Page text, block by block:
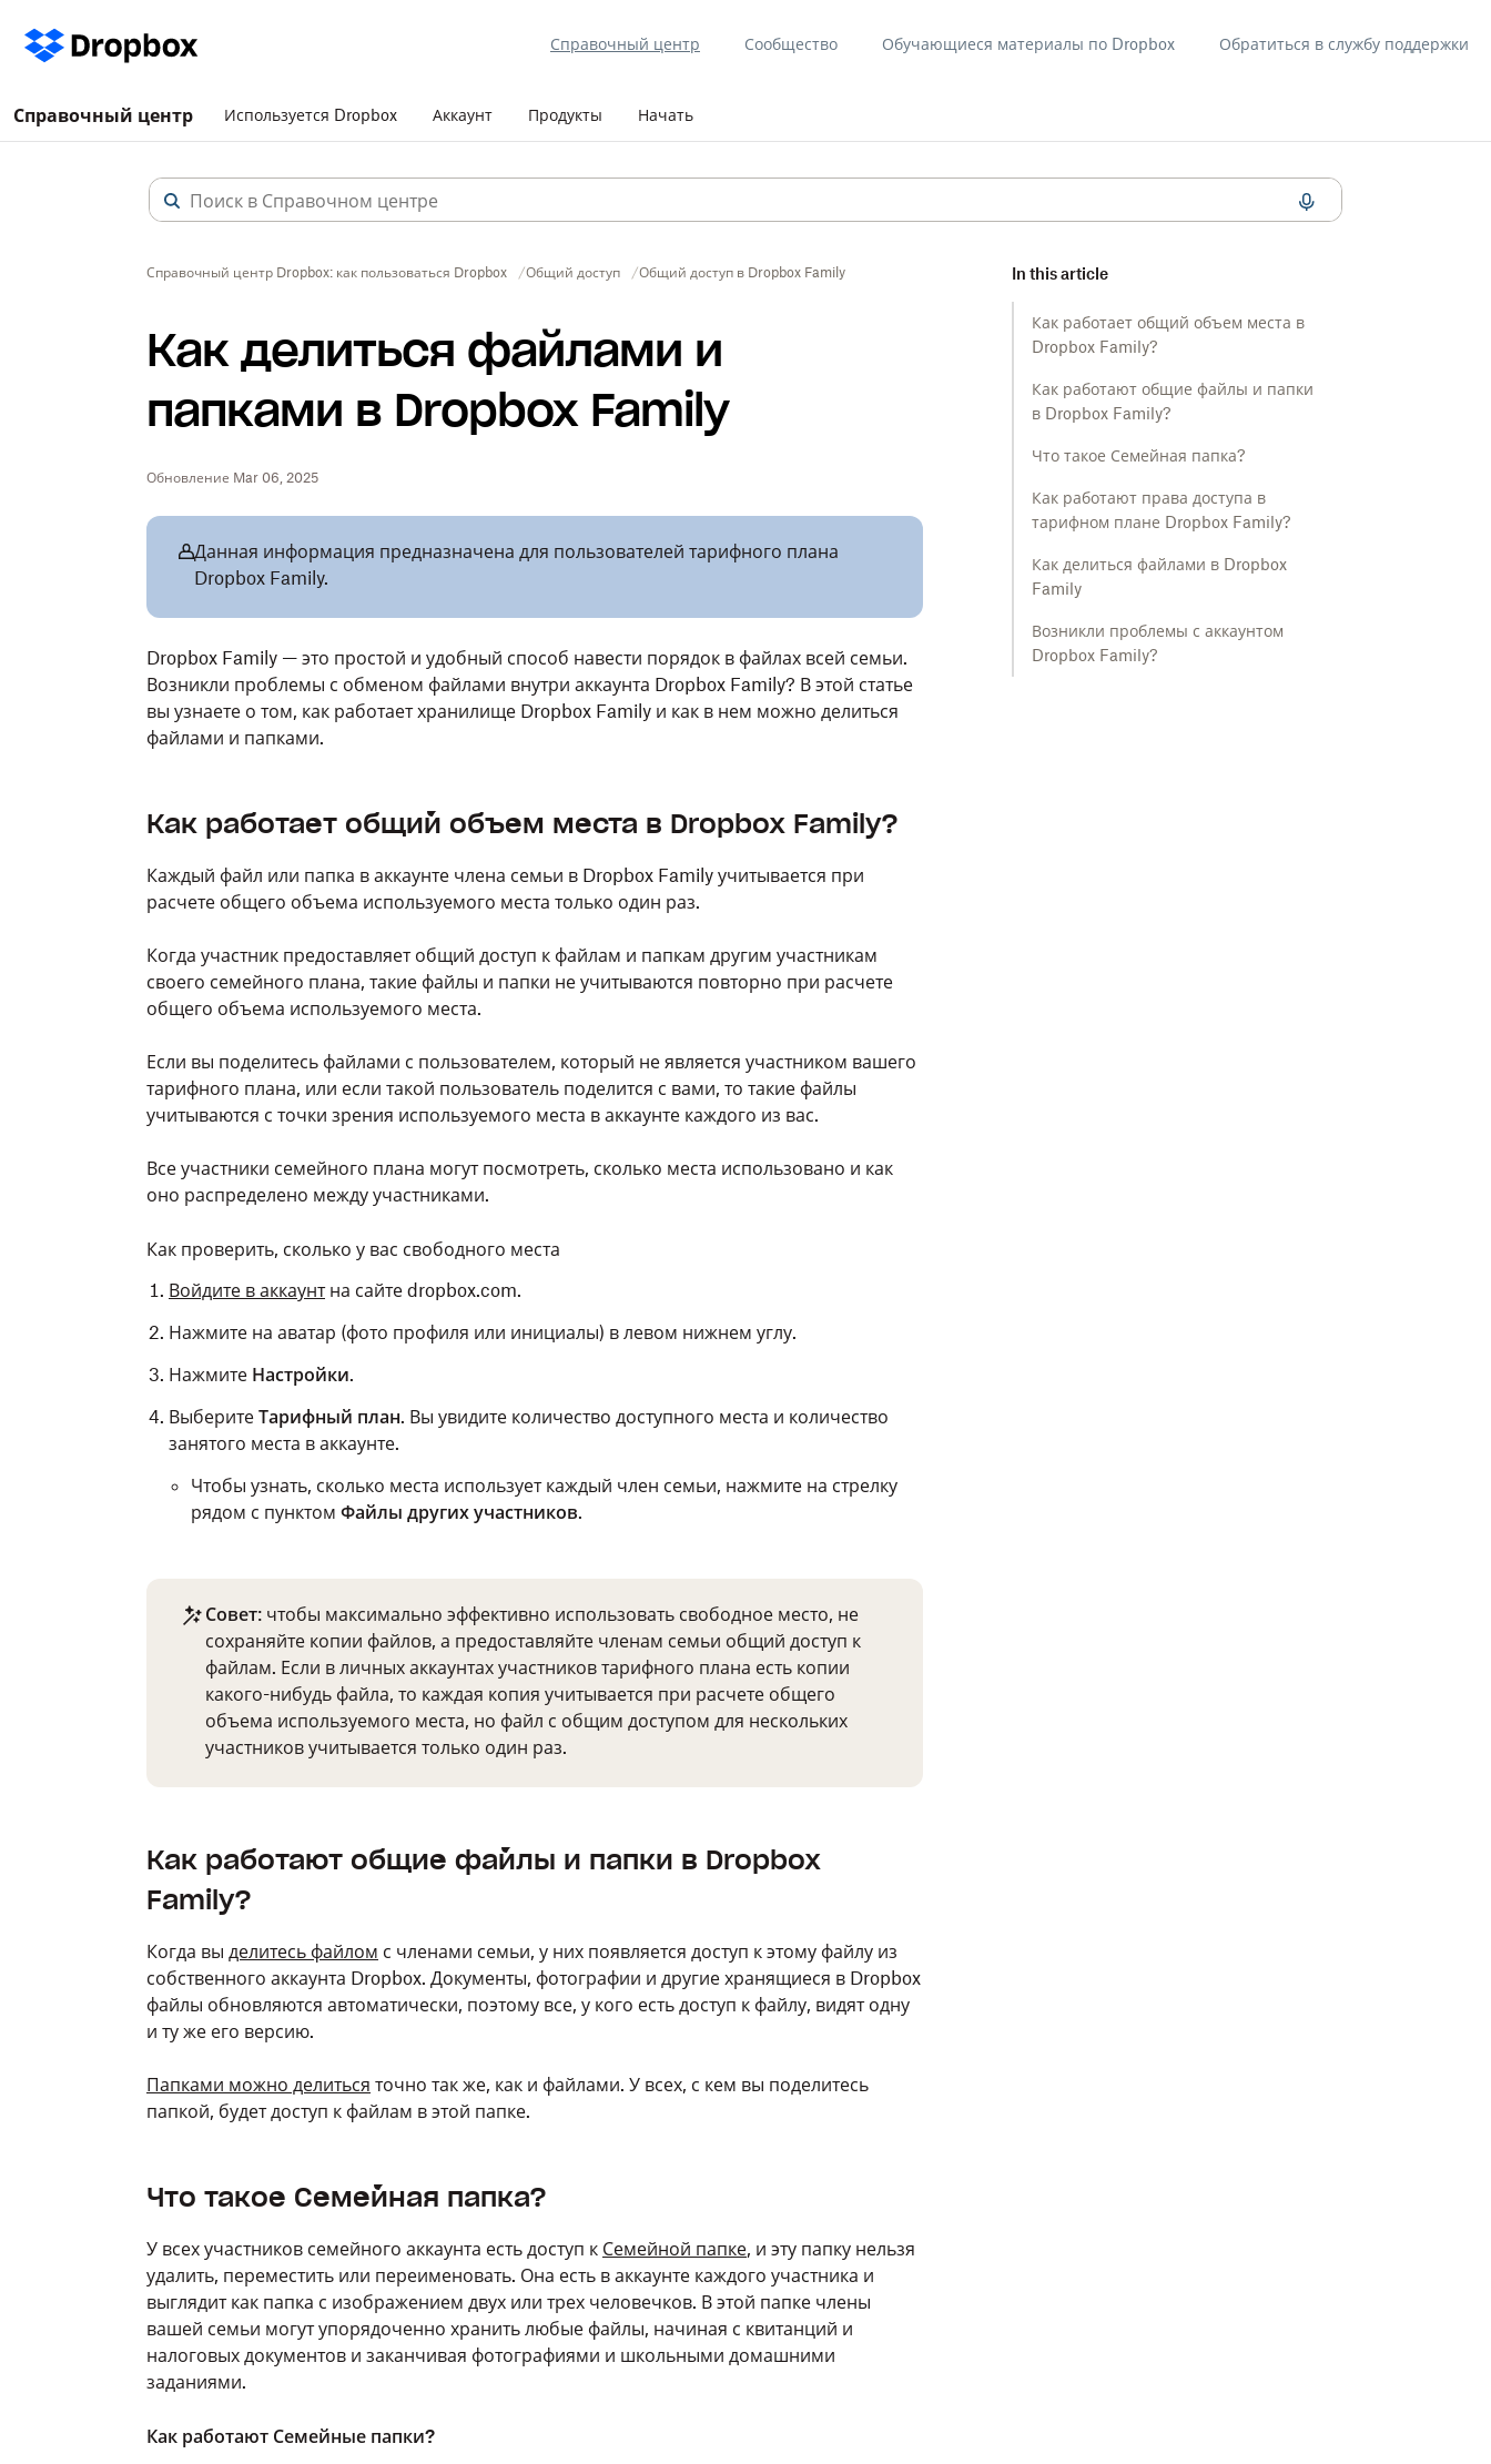
Справочный центр Сообщество Обучающиеся материалы по Dropbox Обратиться в службу поддержки
Справочный центр Используется Dropbox Аккаунт Продукты Начать
Справочный центр Dropbox: как пользоваться Dropbox Общий доступ Общий доступ в Dropbox Family
Как делиться файлами и
папками в Dropbox Family
Обновление Mar 06, 2025
In this article
Как работает общий объем места в
Dropbox Family?
Как работают общие файлы и папки
в Dropbox Family?
Что такое Семейная папка?
Как работают права доступа в
тарифном плане Dropbox Family?
Как делиться файлами в Dropbox
Family
Возникли проблемы с аккаунтом
Dropbox Family?
Данная информация предназначена для пользователей тарифного плана
Dropbox Family.
Dropbox Family — это простой и удобный способ навести порядок в файлах всей семьи.
Возникли проблемы с обменом файлами внутри аккаунта Dropbox Family? В этой статье
вы узнаете о том, как работает хранилище Dropbox Family и как в нем можно делиться
файлами и папками.
Как работает общий объем места в Dropbox Family?
Каждый файл или папка в аккаунте члена семьи в Dropbox Family учитывается при
расчете общего объема используемого места только один раз.
Когда участник предоставляет общий доступ к файлам и папкам другим участникам
своего семейного плана, такие файлы и папки не учитываются повторно при расчете
общего объема используемого места.
Если вы поделитесь файлами с пользователем, который не является участником вашего
тарифного плана, или если такой пользователь поделится с вами, то такие файлы
учитываются с точки зрения используемого места в аккаунте каждого из вас.
Все участники семейного плана могут посмотреть, сколько места использовано и как
оно распределено между участниками.
Как проверить, сколько у вас свободного места
Войдите в аккаунтна сайте dropbox.com.
Нажмите на аватар (фото профиля или инициалы) в левом нижнем углу.
Нажмите Настройки.
Выберите Тарифный план. Вы увидите количество доступного места и количество
занятого места в аккаунте.
Чтобы узнать, сколько места использует каждый член семьи, нажмите на стрелку
рядом с пунктом Файлы других участников.
Совет: чтобы максимально эффективно использовать свободное место, не
сохраняйте копии файлов, а предоставляйте членам семьи общий доступ к
файлам. Если в личных аккаунтах участников тарифного плана есть копии
какого-нибудь файла, то каждая копия учитывается при расчете общего
объема используемого места, но файл с общим доступом для нескольких
участников учитывается только один раз.
Как работают общие файлы и папки в Dropbox
Family?
Когда вы делитесь файлом с членами семьи, у них появляется доступ к этому файлу из
собственного аккаунта Dropbox. Документы, фотографии и другие хранящиеся в Dropbox
файлы обновляются автоматически, поэтому все, у кого есть доступ к файлу, видят одну
и ту же его версию.
Папками можно делиться точно так же, как и файлами. У всех, с кем вы поделитесь
папкой, будет доступ к файлам в этой папке.
Что такое Семейная папка?
У всех участников семейного аккаунта есть доступ к Семейной папке, и эту папку нельзя
удалить, переместить или переименовать. Она есть в аккаунте каждого участника и
выглядит как папка с изображением двух или трех человечков. В этой папке члены
вашей семьи могут упорядоченно хранить любые файлы, начиная с квитанций и
налоговых документов и заканчивая фотографиями и школьными домашними
заданиями.
Как работают Семейные папки?